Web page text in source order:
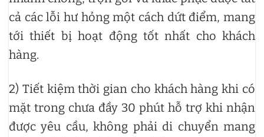
cả các lỗi hư hỏng một cách dứt điểm, mang
tới thiết bị hoạt động tốt nhất cho khách
hàng.
2) Tiết kiệm thời gian cho khách hàng khi có
mặt trong chưa đầy 30 phút hỗ trợ khi nhận
được yêu cầu, không phải di chuyển mang